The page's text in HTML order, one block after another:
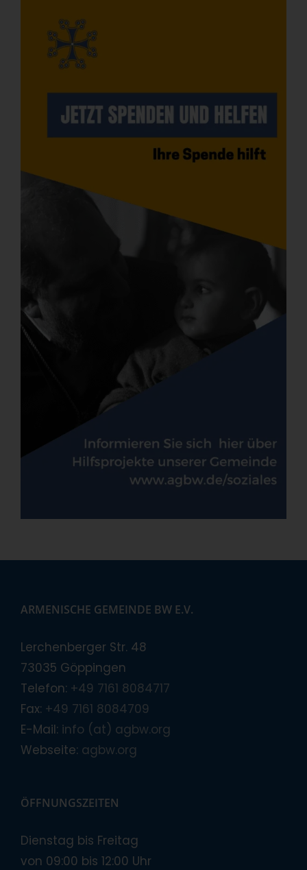
ARMENISCHE GEMEINDE BW E.V.
Lerchenberger Str. 48
73035 Göppingen
Telefon: +49 7161 8084717
Fax: +49 7161 8084709
E-Mail: info (at) agbw.org
Webseite: agbw.org
ÖFFNUNGSZEITEN
Dienstag bis Freitag
von 09:00 bis 12:00 Uhr